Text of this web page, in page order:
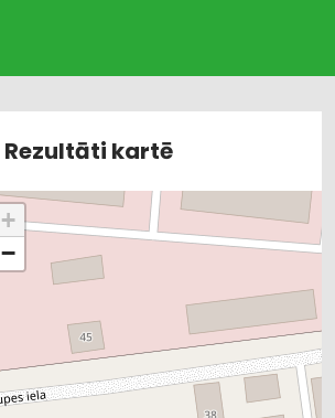
Rezultāti kartē
+
−